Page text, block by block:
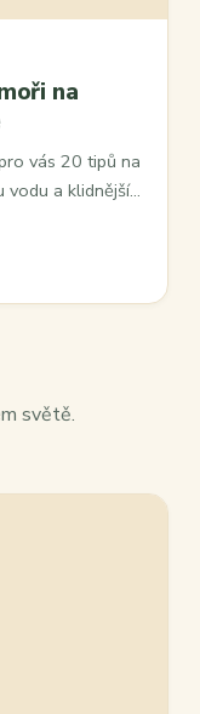
na
vás 20 tipů na
vodu a klidnější…
světě.